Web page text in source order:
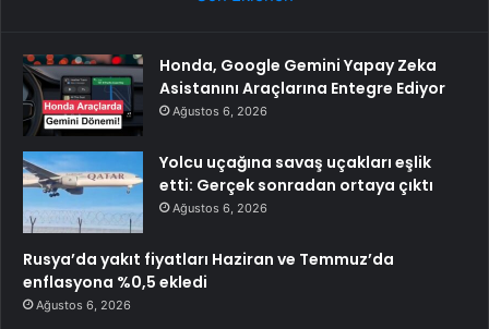
Honda, Google Gemini Yapay Zeka
Asistanını Araçlarına Entegre Ediyor
Ağustos 6, 2026
Yolcu uçağına savaş uçakları eşlik
etti: Gerçek sonradan ortaya çıktı
Ağustos 6, 2026
Rusya’da yakıt fiyatları Haziran ve Temmuz’da
enflasyona %0,5 ekledi
Ağustos 6, 2026